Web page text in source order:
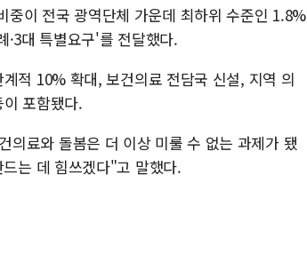
중이 전국 광역단체 가운데 최하위 수준인 1.8%
·3대 특별요구'를 전달했다.
적 10% 확대, 보건의료 전담국 신설, 지역 의
포함됐다.
의료와 돌봄은 더 이상 미룰 수 없는 과제가 됐
는 데 힘쓰겠다"고 말했다.